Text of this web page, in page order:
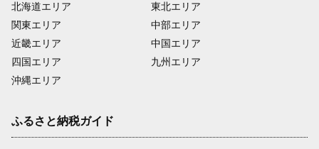
北海道エリア
関東エリア
近畿エリア
四国エリア
沖縄エリア
東北エリア
中部エリア
中国エリア
九州エリア
ふるさと納税ガイド